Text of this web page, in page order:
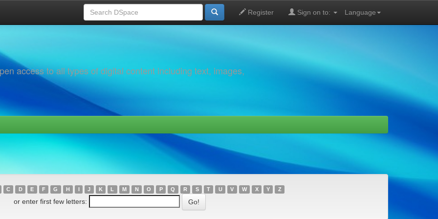
Language
Register Sign on to:
access to all types of digital content including text, images,
C D E F G H I J K L M N O P Q R S T U V W X Y Z
or enter first few letters: